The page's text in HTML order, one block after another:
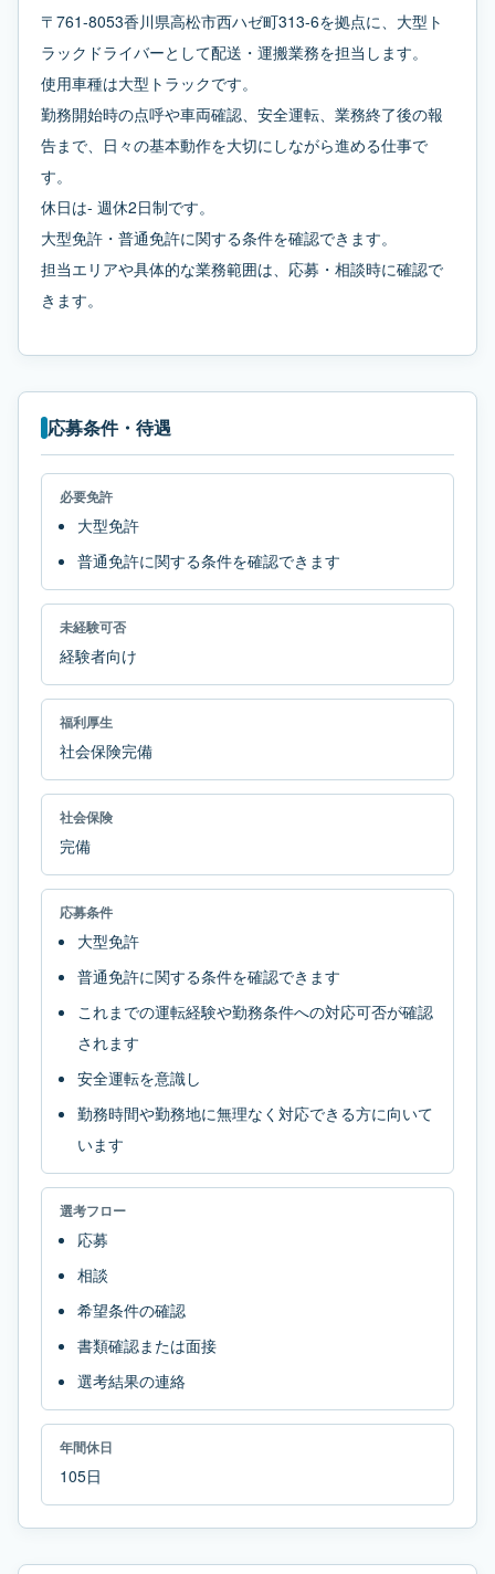
〒761-8053香川県高松市西ハゼ町313-6を拠点に、大型ト
ラックドライバーとして配送・運搬業務を担当します。
使用車種は大型トラックです。
勤務開始時の点呼や車両確認、安全運転、業務終了後の報
告まで、日々の基本動作を大切にしながら進める仕事で
す。
休日は- 週休2日制です。
大型免許・普通免許に関する条件を確認できます。
担当エリアや具体的な業務範囲は、応募・相談時に確認で
きます。
応募条件・待遇
必要免許
大型免許
普通免許に関する条件を確認できます
未経験可否
経験者向け
福利厚生
社会保険完備
社会保険
完備
応募条件
大型免許
普通免許に関する条件を確認できます
これまでの運転経験や勤務条件への対応可否が確認
されます
安全運転を意識し
勤務時間や勤務地に無理なく対応できる方に向いて
います
選考フロー
応募
相談
希望条件の確認
書類確認または面接
選考結果の連絡
年間休日
105日